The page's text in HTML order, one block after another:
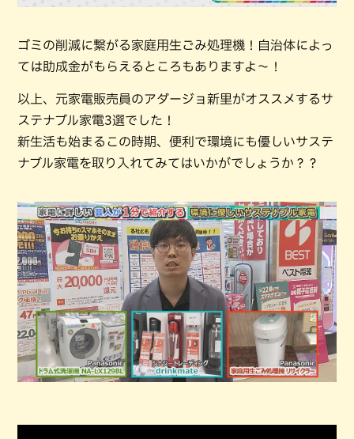
ゴミの削減に繋がる家庭用生ごみ処理機！自治体によっ
ては助成金がもらえるところもありますよ～！
以上、元家電販売員のアダージョ新里がオススメするサ
ステナブル家電3選でした！
新生活も始まるこの時期、便利で環境にも優しいサステ
ナブル家電を取り入れてみてはいかがでしょうか？？